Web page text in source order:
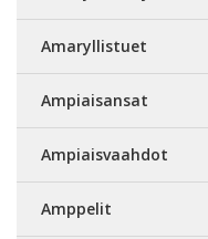
Amaryllistuet
Ampiaisansat
Ampiaisvaahdot
Amppelit